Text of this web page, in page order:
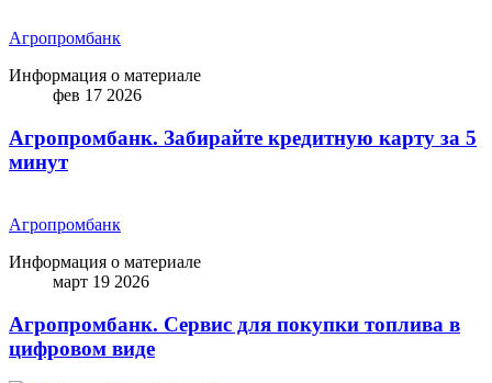
Агропромбанк
Информация о материале
фев 17 2026
Агропромбанк. Забирайте кредитную карту за 5
минут
Агропромбанк
Информация о материале
март 19 2026
Агропромбанк. Сервис для покупки топлива в
цифровом виде